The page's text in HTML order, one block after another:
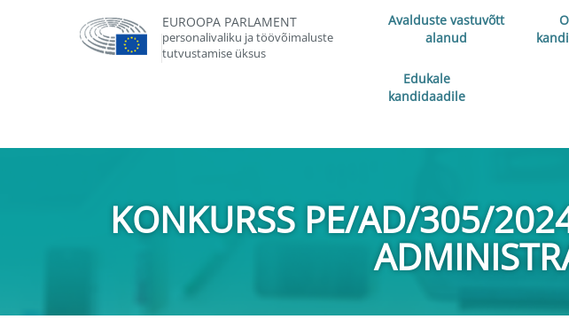
EUROOPA PARLAMENT
personalivaliku ja töövõimaluste
tutvustamise üksus
Avalduste vastuvõtt
alanud
Edukale
kandidaadile
KONKURSS PE/AD/305/